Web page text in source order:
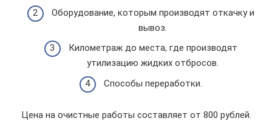
Оборудование, которым производят откачку и
вывоз.
Километраж до места, где производят
утилизацию жидких отбросов.
Способы переработки.
Цена на очистные работы составляет от 800 рублей.